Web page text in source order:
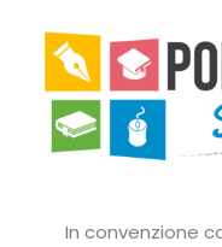
In convenzione